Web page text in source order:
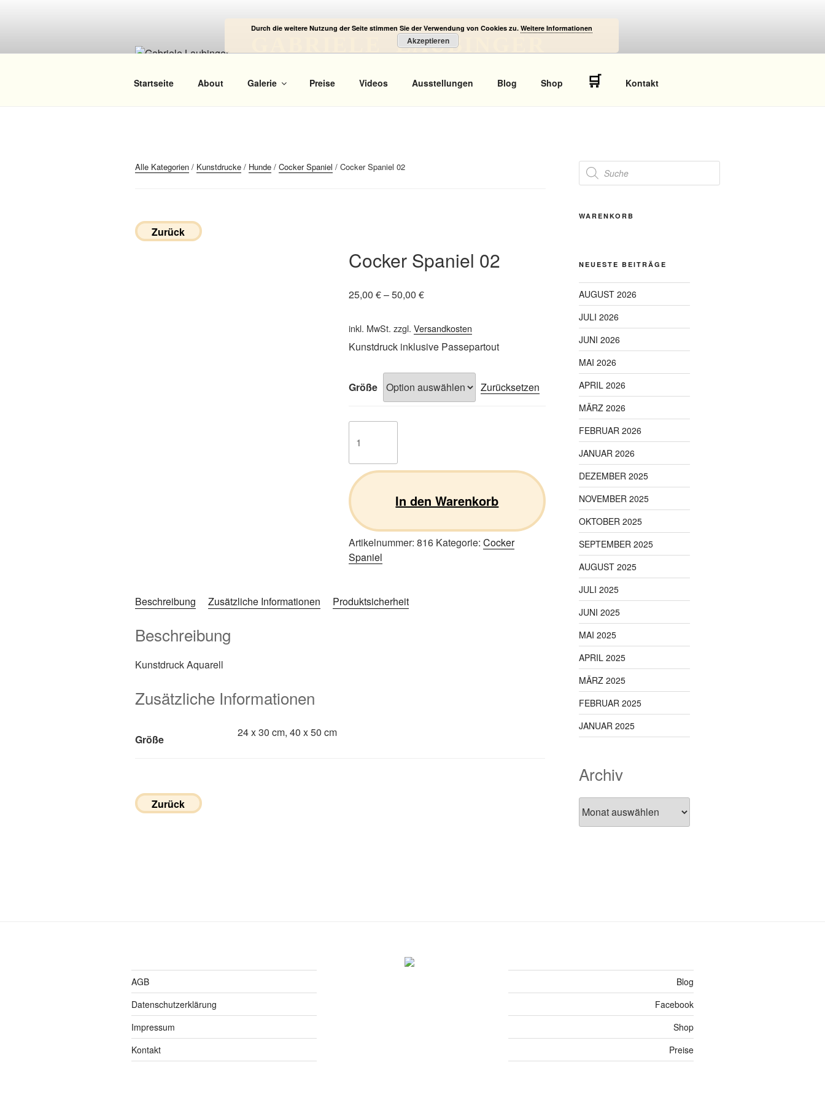
GABRIELE LAUBINGER
Startseite About Galerie Preise Videos Ausstellungen Blog Shop 🛒 Kontakt
Alle Kategorien / Kunstdrucke / Hunde / Cocker Spaniel / Cocker Spaniel 02
Zurück
Cocker Spaniel 02
25,00 €–50,00 €
inkl. MwSt. zzgl. Versandkosten
Kunstdruck inklusive Passepartout
Größe Zurücksetzen
Spaniel
Menge
In den Warenkorb
Artikelnummer: 816 Kategorie: Cocker
Spaniel
Beschreibung Zusätzliche Informationen Produktsicherheit
Beschreibung
Kunstdruck Aquarell
Zusätzliche Informationen
Größe
24 x 30 cm, 40 x 50 cm
Zurück
Products
search
WARENKORB
NEUESTE BEITRÄGE
AUGUST 2026
JULI 2026
JUNI 2026
MAI 2026
APRIL 2026
MÄRZ 2026
FEBRUAR 2026
JANUAR 2026
DEZEMBER 2025
NOVEMBER 2025
OKTOBER 2025
SEPTEMBER 2025
AUGUST 2025
JULI 2025
JUNI 2025
MAI 2025
APRIL 2025
MÄRZ 2025
FEBRUAR 2025
JANUAR 2025
Archiv
AGB
Datenschutzerklärung
Impressum
Kontakt
Blog
Facebook
Shop
Preise
Durch die weitere Nutzung der Seite stimmen Sie der Verwendung von Cookies zu. Weitere Informationen
Akzeptieren